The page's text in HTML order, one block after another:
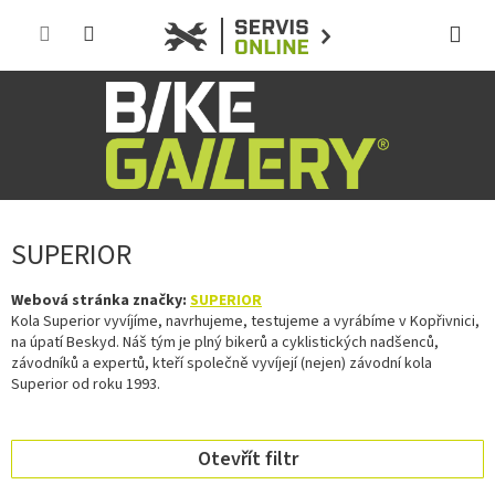
SUPERIOR
Webová stránka značky: SUPERIOR
Kola Superior vyvíjíme, navrhujeme, testujeme a vyrábíme v Kopřivnici,
na úpatí Beskyd. Náš tým je plný bikerů a cyklistických nadšenců,
závodníků a expertů, kteří společně vyvíjejí (nejen) závodní kola
Superior od roku 1993.
Otevřít filtr